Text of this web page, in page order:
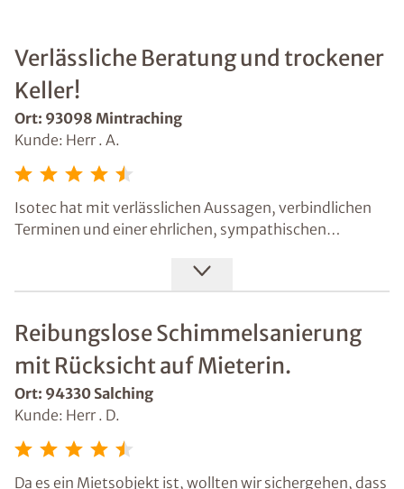
Verlässliche Beratung und trockener
Keller!
Ort: 93098 Mintraching
Kunde: Herr . A.
Isotec hat mit verlässlichen Aussagen, verbindlichen
Terminen und einer ehrlichen, sympathischen
Referenzen gelesen und habe auch eine Empfehlung
ausgesprochen bekommen. Der Keller ist endlich nicht
Reibungslose Schimmelsanierung
mit Rücksicht auf Mieterin.
Ort: 94330 Salching
Kunde: Herr . D.
Da es ein Mietsobjekt ist, wollten wir sichergehen, dass